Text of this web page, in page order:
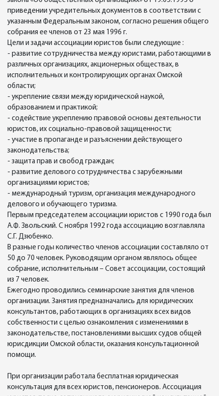
приведении учредительных документов в соответствии с
указанным Федеральным законом, согласно решения общего
собрания ее членов от 23 мая 1996 г.
Цели и задачи ассоциации юристов были следующие :
- развитие сотрудничества между юристами, работающими в
различных организациях, акционерных обществах, в
исполнительных и контролирующих органах Омской
области;
- укрепление связи между юридической наукой,
образованием и практикой;
- содействие укреплению правовой основы деятельности
юристов, их социально-правовой защищенности;
- участие в пропаганде и разъяснении действующего
законодательства;
- защита прав и свобод граждан;
- развитие делового сотрудничества с зарубежными
организациями юристов;
- международный туризм, организация международного
делового и обучающего туризма.
Первым председателем ассоциации юристов с 1990 года был
А.Ф. Звольский. С ноября 1992 года ассоциацию возглавляла
С.Г. Дзюбенко.
В разные годы количество членов ассоциации составляло от
50 до 70 человек. Руководящим органом являлось общее
собрание, исполнительным – Совет ассоциации, состоящий
из 7 человек.
Ежегодно проводились семинарские занятия для членов
организации. Занятия предназначались для юридических
консультантов, работающих в организациях всех видов
собственности с целью ознакомления с изменениями в
законодательстве, постановлениями высших судов общей
юрисдикции Омской области, оказания консультационной
помощи.
При организации работала бесплатная юридическая
консультация для всех юристов, пенсионеров. Ассоциация